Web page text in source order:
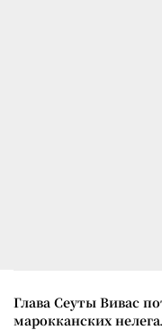
Глава Сеуты Вивас
марокканских